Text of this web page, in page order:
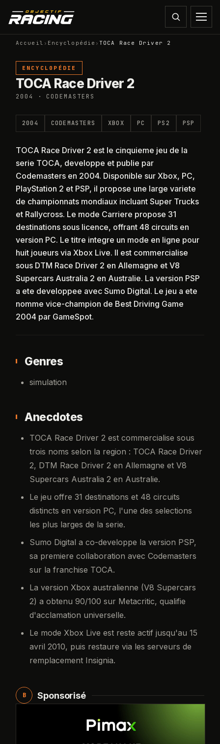
Accueil › Encyclopédie ›TOCA Race Driver 2
ENCYCLOPÉDIE
TOCA Race Driver 2
2004 · CODEMASTERS
2004 CODEMASTERS XBOX PC PS2 PSP
TOCA Race Driver 2 est le cinquieme jeu de la
serie TOCA, developpe et publie par
Codemasters en 2004. Disponible sur Xbox, PC,
PlayStation 2 et PSP, il propose une large variete
de championnats mondiaux incluant Super Trucks
et Rallycross. Le mode Carriere propose 31
destinations sous licence, offrant 48 circuits en
version PC. Le titre integre un mode en ligne pour
huit joueurs via Xbox Live. Il est commercialise
sous DTM Race Driver 2 en Allemagne et V8
Supercars Australia 2 en Australie. La version PSP
a ete developpee avec Sumo Digital. Le jeu a ete
nomme vice-champion de Best Driving Game
2004 par GameSpot.
Genres
simulation
Anecdotes
TOCA Race Driver 2 est commercialise sous
trois noms selon la region : TOCA Race Driver
2, DTM Race Driver 2 en Allemagne et V8
Supercars Australia 2 en Australie.
Le jeu offre 31 destinations et 48 circuits
distincts en version PC, l'une des selections
les plus larges de la serie.
Sumo Digital a co-developpe la version PSP,
sa premiere collaboration avec Codemasters
sur la franchise TOCA.
La version Xbox australienne (V8 Supercars
2) a obtenu 90/100 sur Metacritic, qualifie
d'acclamation universelle.
Le mode Xbox Live est reste actif jusqu'au 15
avril 2010, puis restaure via les serveurs de
remplacement Insignia.
B Sponsorisé